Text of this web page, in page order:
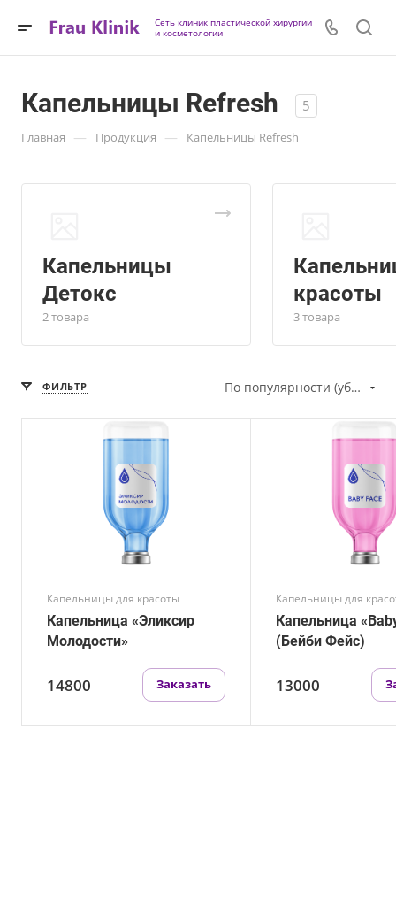
Сеть клиник пластической хирургии
и косметологии
Капельницы Refresh 5
Главная — Продукция — Капельницы Refresh
Капельницы
Детокс
2 товара
красоты
3 товара
ФИЛЬТР По популярности (убывание)
Капельницы для красоты
Капельница «Эликсир
Молодости»
14800 Заказать
Капельницы для
Капельница
(Бейби Фейс)
13000